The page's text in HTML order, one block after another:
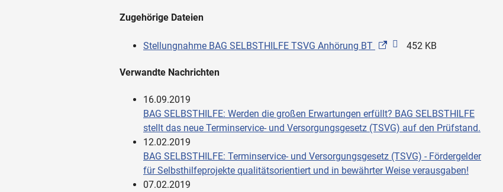
Zugehörige Dateien
Stellungnahme BAG SELBSTHILFE TSVG Anhörung BT 452 KB
Verwandte Nachrichten
16.09.2019
BAG SELBSTHILFE: Werden die großen Erwartungen erfüllt? BAG SELBSTHILFE
stellt das neue Terminservice- und Versorgungsgesetz (TSVG) auf den Prüfstand.
12.02.2019
BAG SELBSTHILFE: Terminservice- und Versorgungsgesetz (TSVG) - Fördergelder
für Selbsthilfeprojekte qualitätsorientiert und in bewährter Weise verausgaben!
07.02.2019